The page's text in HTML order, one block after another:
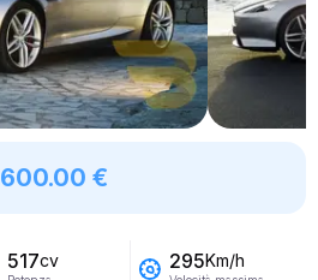
600.00 €
517cv 295Km/h